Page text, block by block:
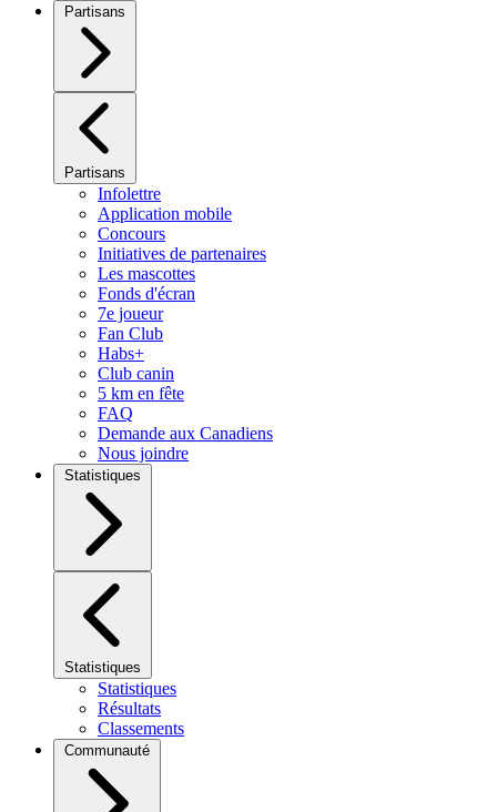
Partisans
Partisans
Infolettre
Application mobile
Concours
Initiatives de partenaires
Les mascottes
Fonds d'écran
7e joueur
Fan Club
Habs+
Club canin
5 km en fête
FAQ
Demande aux Canadiens
Nous joindre
Statistiques
Statistiques
Statistiques
Résultats
Classements
Communauté